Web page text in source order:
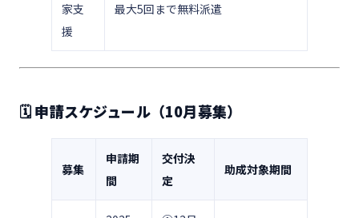
家支
援
最大5回まで無料派遣
🗓 申請スケジュール（10月募集）
募集
申請期
間
交付決
定
助成対象期間